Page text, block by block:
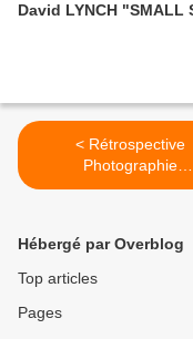
David LYNCH "SMALL
< Rétrospective
Photographie
Contemporaine:
Hébergé par Overblog
Top articles
Pages